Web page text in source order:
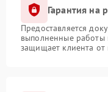
Гарантия на
Предоставляется
выполненные работы
защищает клиента от